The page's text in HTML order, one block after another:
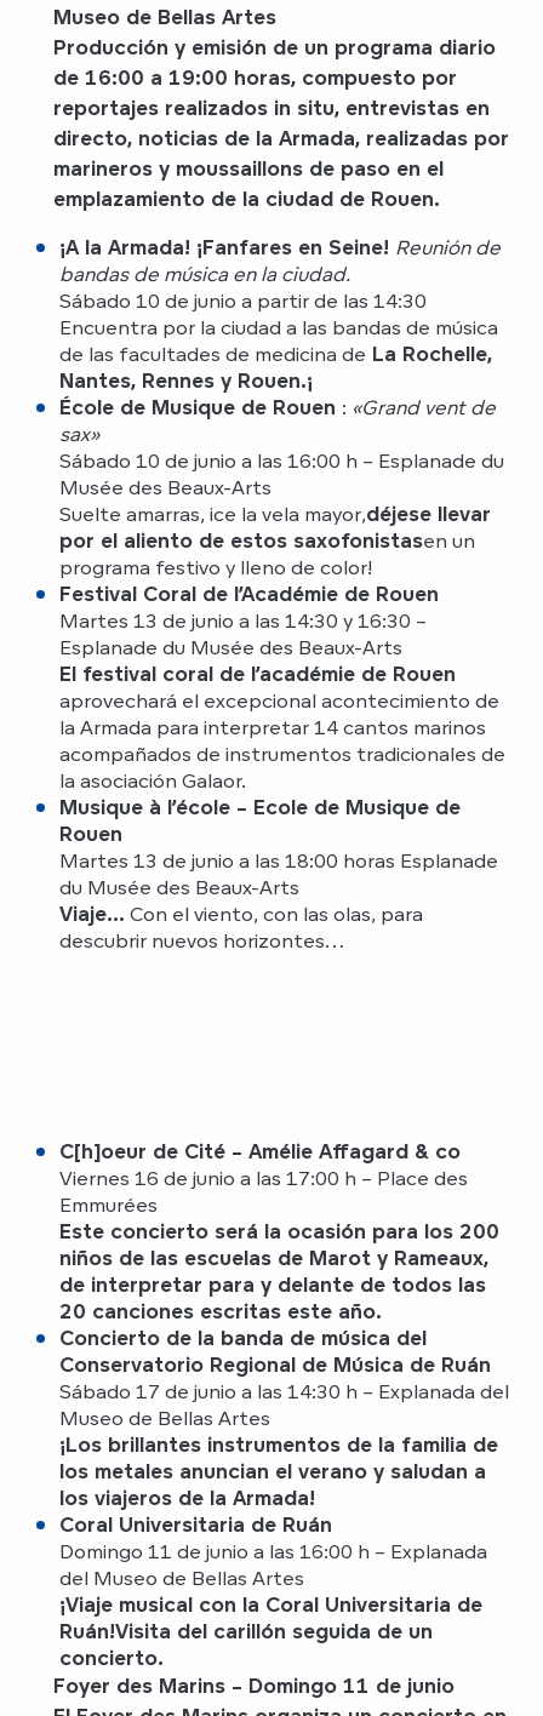
Museo de Bellas Artes
Producción y emisión de un programa diario
de 16:00 a 19:00 horas, compuesto por
reportajes realizados in situ, entrevistas en
directo, noticias de la Armada, realizadas por
marineros y moussaillons de paso en el
emplazamiento de la ciudad de Rouen.
¡A la Armada! ¡Fanfares en Seine! Reunión de
bandas de música en la ciudad.
Sábado 10 de junio a partir de las 14:30
Encuentra por la ciudad a las bandas de música
de las facultades de medicina de La Rochelle,
Nantes, Rennes y Rouen.¡
École de Musique de Rouen : «Grand vent de
sax»
Sábado 10 de junio a las 16:00 h – Esplanade du
Musée des Beaux-Arts
Suelte amarras, ice la vela mayor,déjese llevar
por el aliento de estos saxofonistasen un
programa festivo y lleno de color!
Festival Coral de l’Académie de Rouen
Martes 13 de junio a las 14:30 y 16:30 –
Esplanade du Musée des Beaux-Arts
El festival coral de l’académie de Rouen
aprovechará el excepcional acontecimiento de
la Armada para interpretar 14 cantos marinos
acompañados de instrumentos tradicionales de
la asociación Galaor.
Musique à l’école – Ecole de Musique de
Rouen
Martes 13 de junio a las 18:00 horas Esplanade
du Musée des Beaux-Arts
Viaje… Con el viento, con las olas, para
descubrir nuevos horizontes…
C[h]oeur de Cité – Amélie Affagard & co
Viernes 16 de junio a las 17:00 h – Place des
Emmurées
Este concierto será la ocasión para los 200
niños de las escuelas de Marot y Rameaux,
de interpretar para y delante de todos las
20 canciones escritas este año.
Concierto de la banda de música del
Conservatorio Regional de Música de Ruán
Sábado 17 de junio a las 14:30 h – Explanada del
Museo de Bellas Artes
¡Los brillantes instrumentos de la familia de
los metales anuncian el verano y saludan a
los viajeros de la Armada!
Coral Universitaria de Ruán
Domingo 11 de junio a las 16:00 h – Explanada
del Museo de Bellas Artes
¡Viaje musical con la Coral Universitaria de
Ruán!Visita del carillón seguida de un
concierto.
Foyer des Marins – Domingo 11 de junio